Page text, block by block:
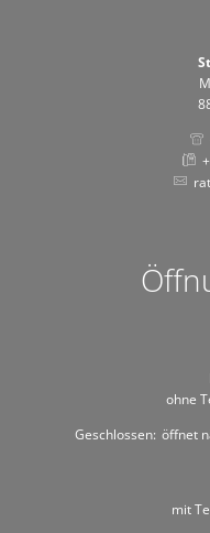
ohne
Klicken, um weitere
Geschlossen: öffnet
mit